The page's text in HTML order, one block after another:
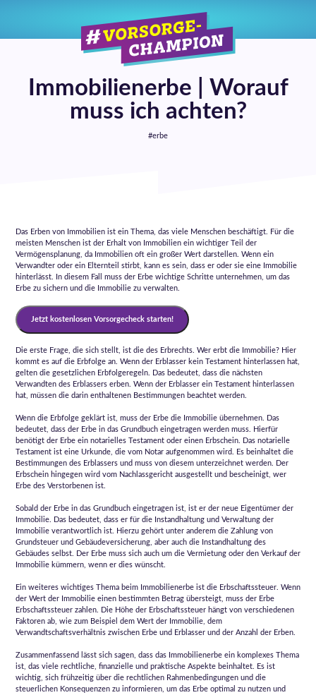
Immobilienerbe | Worauf
muss ich achten?
#erbe
Das Erben von Immobilien ist ein Thema, das viele Menschen beschäftigt. Für die
meisten Menschen ist der Erhalt von Immobilien ein wichtiger Teil der
Vermögensplanung, da Immobilien oft ein großer Wert darstellen. Wenn ein
Verwandter oder ein Elternteil stirbt, kann es sein, dass er oder sie eine Immobilie
hinterlässt. In diesem Fall muss der Erbe wichtige Schritte unternehmen, um das
Erbe zu sichern und die Immobilie zu verwalten.
Jetzt kostenlosen Vorsorgecheck starten!
Die erste Frage, die sich stellt, ist die des Erbrechts. Wer erbt die Immobilie? Hier
kommt es auf die Erbfolge an. Wenn der Erblasser kein Testament hinterlassen hat,
gelten die gesetzlichen Erbfolgeregeln. Das bedeutet, dass die nächsten
Verwandten des Erblassers erben. Wenn der Erblasser ein Testament hinterlassen
hat, müssen die darin enthaltenen Bestimmungen beachtet werden.
Wenn die Erbfolge geklärt ist, muss der Erbe die Immobilie übernehmen. Das
bedeutet, dass der Erbe in das Grundbuch eingetragen werden muss. Hierfür
benötigt der Erbe ein notarielles Testament oder einen Erbschein. Das notarielle
Testament ist eine Urkunde, die vom Notar aufgenommen wird. Es beinhaltet die
Bestimmungen des Erblassers und muss von diesem unterzeichnet werden. Der
Erbschein hingegen wird vom Nachlassgericht ausgestellt und bescheinigt, wer
Erbe des Verstorbenen ist.
Sobald der Erbe in das Grundbuch eingetragen ist, ist er der neue Eigentümer der
Immobilie. Das bedeutet, dass er für die Instandhaltung und Verwaltung der
Immobilie verantwortlich ist. Hierzu gehört unter anderem die Zahlung von
Grundsteuer und Gebäudeversicherung, aber auch die Instandhaltung des
Gebäudes selbst. Der Erbe muss sich auch um die Vermietung oder den Verkauf der
Immobilie kümmern, wenn er dies wünscht.
Ein weiteres wichtiges Thema beim Immobilienerbe ist die Erbschaftssteuer. Wenn
der Wert der Immobilie einen bestimmten Betrag übersteigt, muss der Erbe
Erbschaftssteuer zahlen. Die Höhe der Erbschaftssteuer hängt von verschiedenen
Faktoren ab, wie zum Beispiel dem Wert der Immobilie, dem
Verwandtschaftsverhältnis zwischen Erbe und Erblasser und der Anzahl der Erben.
Zusammenfassend lässt sich sagen, dass das Immobilienerbe ein komplexes Thema
ist, das viele rechtliche, finanzielle und praktische Aspekte beinhaltet. Es ist
wichtig, sich frühzeitig über die rechtlichen Rahmenbedingungen und die
steuerlichen Konsequenzen zu informieren, um das Erbe optimal zu nutzen und